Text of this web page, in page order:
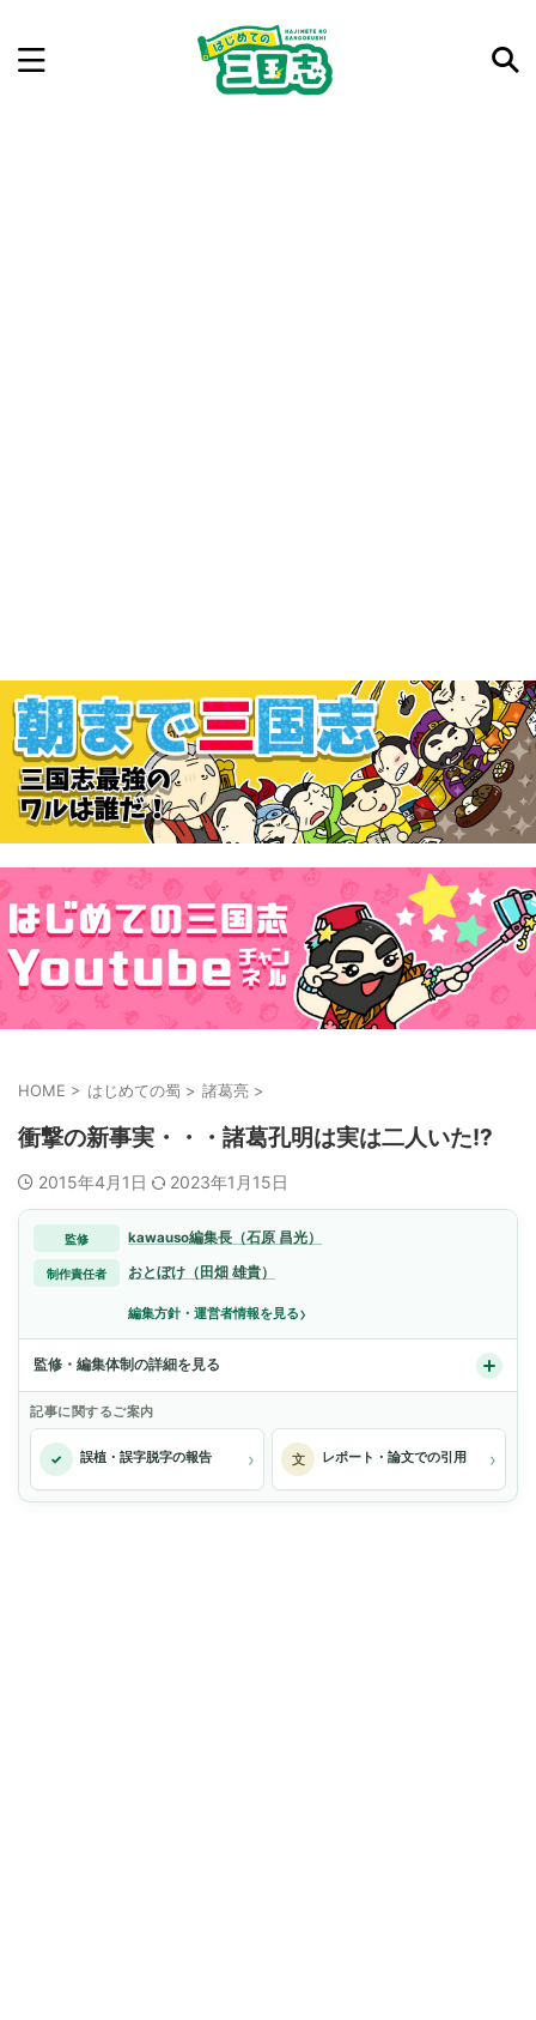
HOME > はじめての蜀 > 諸葛亮 >
衝撃の新事実・・・諸葛孔明は実は二人いた!?
2015年4月1日 2023年1月15日
監修 kawauso編集長（石原 昌光）
制作責任者 おとぼけ（田畑 雄貴）
編集方針・運営者情報を見る›
監修・編集体制の詳細を見る
記事に関するご案内
✓ 誤植・誤字脱字の報告 › 文 レポート・論文での引用 ›